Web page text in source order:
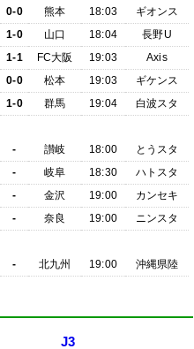
0-0 熊本 18:03
ギオンス
1-0 山口 18:04
長野U
1-1 FC大阪 19:03
Axis
0-0 松本 19:03
ギケンス
1-0 群馬 19:04
白波スタ
- 讃岐 18:00
とうスタ
- 岐阜 18:30
ハトスタ
- 金沢 19:00
カンセキ
- 奈良 19:00
ニンスタ
- 北九州 19:00 沖縄県陸
J3